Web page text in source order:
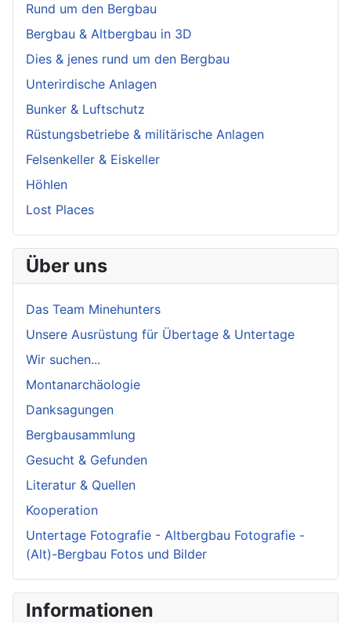
Rund um den Bergbau
Bergbau & Altbergbau in 3D
Dies & jenes rund um den Bergbau
Unterirdische Anlagen
Bunker & Luftschutz
Rüstungsbetriebe & militärische Anlagen
Felsenkeller & Eiskeller
Höhlen
Lost Places
Über uns
Das Team Minehunters
Unsere Ausrüstung für Übertage & Untertage
Wir suchen...
Montanarchäologie
Danksagungen
Bergbausammlung
Gesucht & Gefunden
Literatur & Quellen
Kooperation
Untertage Fotografie - Altbergbau Fotografie -
(Alt)-Bergbau Fotos und Bilder
Informationen